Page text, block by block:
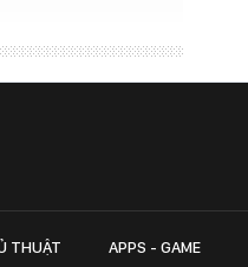
THUẬT APPS - GAME